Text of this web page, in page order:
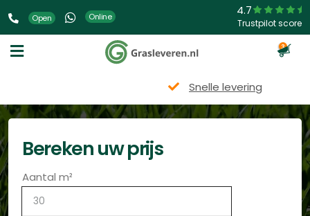
Open Online 4.7
Trustpilot score
3
Snelle levering
Bereken uw prijs
Aantal m²